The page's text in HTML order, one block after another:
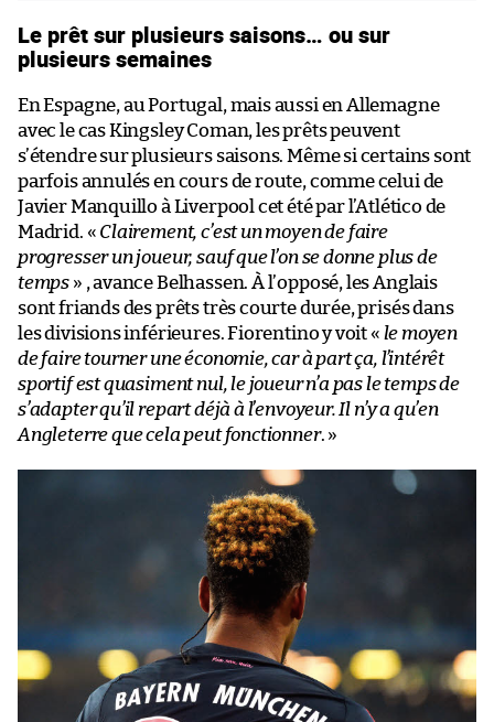
Le prêt sur plusieurs saisons… ou sur
plusieurs semaines
En Espagne, au Portugal, mais aussi en Allemagne
avec le cas Kingsley Coman, les prêts peuvent
s’étendre sur plusieurs saisons. Même si certains sont
parfois annulés en cours de route, comme celui de
Javier Manquillo à Liverpool cet été par l’Atlético de
Madrid. « Clairement, c’est un moyen de faire
progresser un joueur, sauf que l’on se donne plus de
temps » , avance Belhassen. À l’opposé, les Anglais
sont friands des prêts très courte durée, prisés dans
les divisions inférieures. Fiorentino y voit « le moyen
de faire tourner une économie, car à part ça, l’intérêt
sportif est quasiment nul, le joueur n’a pas le temps de
s’adapter qu’il repart déjà à l’envoyeur. Il n’y a qu’en
Angleterre que cela peut fonctionner. »